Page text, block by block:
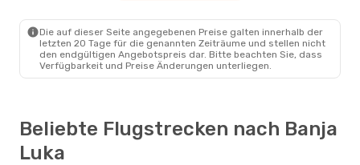
- Banja Luka
Die auf dieser Seite angegebenen Preise galten innerhalb der
letzten 20 Tage für die genannten Zeiträume und stellen nicht
den endgültigen Angebotspreis dar. Bitte beachten Sie, dass
Verfügbarkeit und Preise Änderungen unterliegen.
Beliebte Flugstrecken nach Banja
Luka